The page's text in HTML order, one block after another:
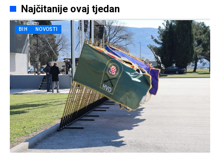
Najčitanije ovaj tjedan
BIH NOVOSTI